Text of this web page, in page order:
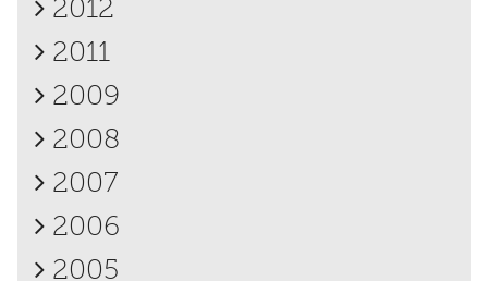
2012
2011
2009
2008
2007
2006
2005